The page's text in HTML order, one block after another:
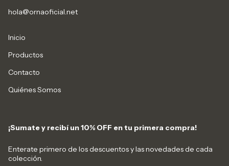
hola@ornaoficial.net
Inicio
Productos
Contacto
Quiénes Somos
¡Sumate y recibí un 10% OFF en tu primera compra!
Enterate primero de los descuentos y las novedades de cada
colección.